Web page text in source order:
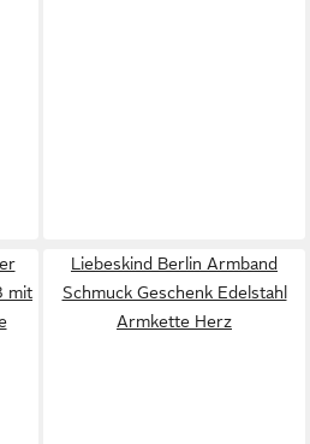
mit
Liebeskind Berlin Armband
Schmuck Geschenk Edelstahl
Armkette Herz